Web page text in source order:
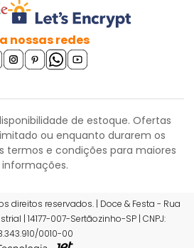
nossas redes
de estoque. Ofertas
ou enquanto durarem os
termos e condições para maiores
informações.
direitos reservados. | Doce & Festa - Rua
| 14177-007-Sertãozinho-SP | CNPJ:
0010-00
1,67 sem juros